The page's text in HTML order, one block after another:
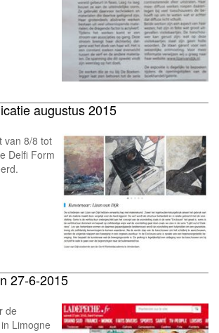
augustus 2015
van 8/8 tot
Delfi Form
27-6-2015
de
Limogne